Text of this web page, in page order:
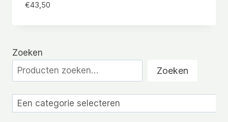
€43,50
Zoeken
Zoeken
Een
categorie